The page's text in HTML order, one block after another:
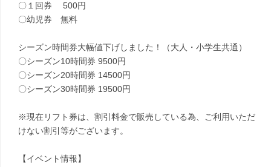
〇１回券 500円
〇幼児券 無料
シーズン時間券大幅値下げしました！（大人・小学生共通）
〇シーズン10時間券 9500円
〇シーズン20時間券 14500円
〇シーズン30時間券 19500円
※現在リフト券は、割引料金で販売している為、ご利用いただ
けない割引等がございます。
【イベント情報】